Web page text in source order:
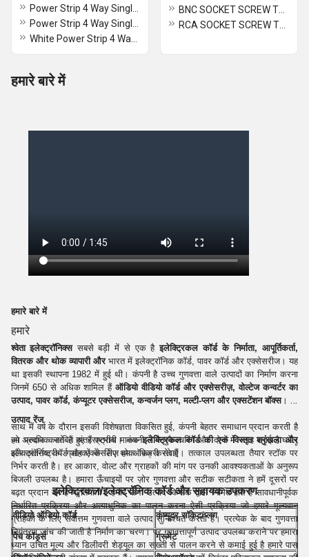
हमारे बारे में
हमारे बारे में
हमारे
श्वेता इलेक्ट्रॉनिक्ससबसे बड़ी में से एक हैइलेक्ट्रिकल कॉर्ड के निर्माता, आपूर्तिकर्ता,
वितरक और थोक व्यापारी और भारत में इलेक्ट्रॉनिक कॉर्ड, पावर कॉर्ड और एक्सेसरीज। यह
था इसकी स्थापना 1982 में हुई थी। कंपनी है उच्च गुणवत्ता वाले उत्पादों का निर्माण करना
जिनमें 650 से अधिक शामिल हैं ऑडियो वीडियो कॉर्ड और एक्सेसरीज़, वोल्टेज कन्वर्टर का
उत्पाद, पावर कॉर्ड, कंप्यूटर एक्सेसरीज, कन्वर्जन प्लग, मल्टी-प्लग और एक्सटेंशन बॉक्स।
साथ में वर्ष के दौरान इसकी विशेषज्ञता विकसित हुई, कंपनी बेहतर समाधान प्रदान करती है
जो अत्यधिक साबित हुए हैं प्रभावी। कंपनी ने मैन्युफैक्चरिंग और दोनों में जगह बनाई है घरेलू
और अंतर्राष्ट्रीय ग्राहकों के लिए थोक बिक्री सेवाएं। तत्काल उपलब्धता तैयार स्टॉक पर
निर्भर करती है। हर आकार, वोल्ट और ग्राहकों की मांग पर उनकी आवश्यकताओं के अनुरूप
बिजली उपलब्ध है। हमारा ऊँचाइयों पर ज़ोर गुणवत्ता और सटीक सटीकता ने हमें दूसरों पर
बढ़त प्रदान की है प्रतियोगी। हमारे सभी उत्पाद किसके द्वारा निर्मित होते हैं सावधानीपूर्वक
निर्धारित प्रक्रिया और अत्याधुनिक का पालन करना ऐसी प्रक्रिया जो हमारे मूल्यवान
ग्राहकों के लिए सर्वोत्तम गुणवत्ता वाले उत्पाद सुनिश्चित करती है। प्रत्येक के बाद गुणवत्ता
नियंत्रण जांच की जाती है निर्माण का चरण। पर गुणवत्तापूर्ण उत्पाद उपलब्ध कराने पर हमारा
ध्यान उचित मूल्य और डिलीवरी शेड्यूल का सख्ती से पालन करने से कमाई हुई है हमारे पास
उत्पाद रेंज
हम प्रदान करते हैं अंतरराष्ट्रीय मानक इलेक्ट्रिकल कॉर्डकी एक विस्तृत श्रृंखला और
इलेक्ट्रॉनिक कॉर्ड और एक्सेसरीज़ हम ऑफ़र करते हैं
:
इलेक्ट्रिकल/इलेक्ट्रॉनिक कॉर्ड और सहायक उपकरण
वीडियो ऑडियो कॉर्ड कंप्यूटर सॉकेट/प्लग
पैच कॉर्ड्स ग्रूमेट